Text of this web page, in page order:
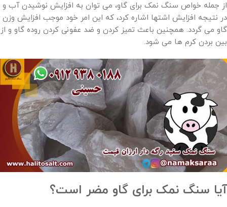
از جمله خواص سنگ نمک برای گاو، می توان به افزایش نوشیدن آب و
در نتیجه افزایش اشتها اشاره کرد، که این امر خود موجب افزایش وزن
گاو می گردد. همچنین باعث تمیز کردن و ضد عفونی کردن روده گاو و از
بین بردن کرم ها می شود.
آیا سنگ نمک برای گاو مضر است؟